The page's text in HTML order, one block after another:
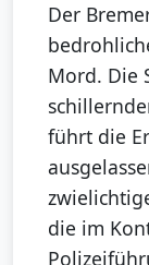
Der
Mord. Die
führt die
die im